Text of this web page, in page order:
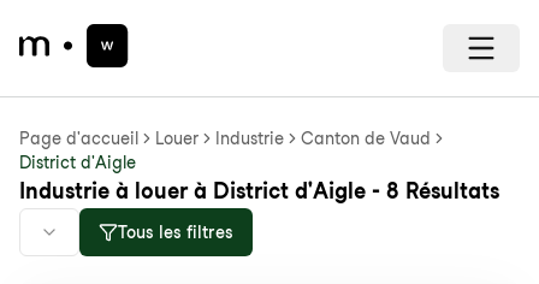
Page d'accueil Louer Industrie
Canton de Vaud
District d'Aigle
Industrie à louer à District d'Aigle - 8 Résultats
Tous les filtres